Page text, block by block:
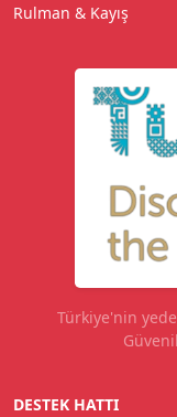
Rulman & Kayış
Türkiye'nin
DESTEK HATTI